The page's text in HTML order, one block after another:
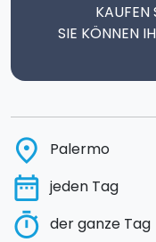
KAUFEN
SIE KÖNNEN
place Palermo
date_range jeden Tag
timer der ganze Tag